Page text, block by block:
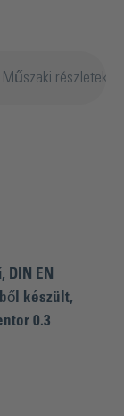
Műszaki részletek
DIN EN
készült,
0.3